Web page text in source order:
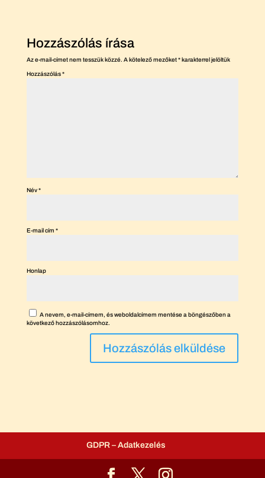
Hozzászólás írása
Az e-mail-címet nem tesszük közzé. A kötelező mezőket*karakterrel jelöltük
Hozzászólás*
Név*
E-mail cím *
Honlap
A nevem, e-mail-címem, és weboldalcímem mentése a böngészőben a
következő hozzászólásomhoz.
GDPR – Adatkezelés